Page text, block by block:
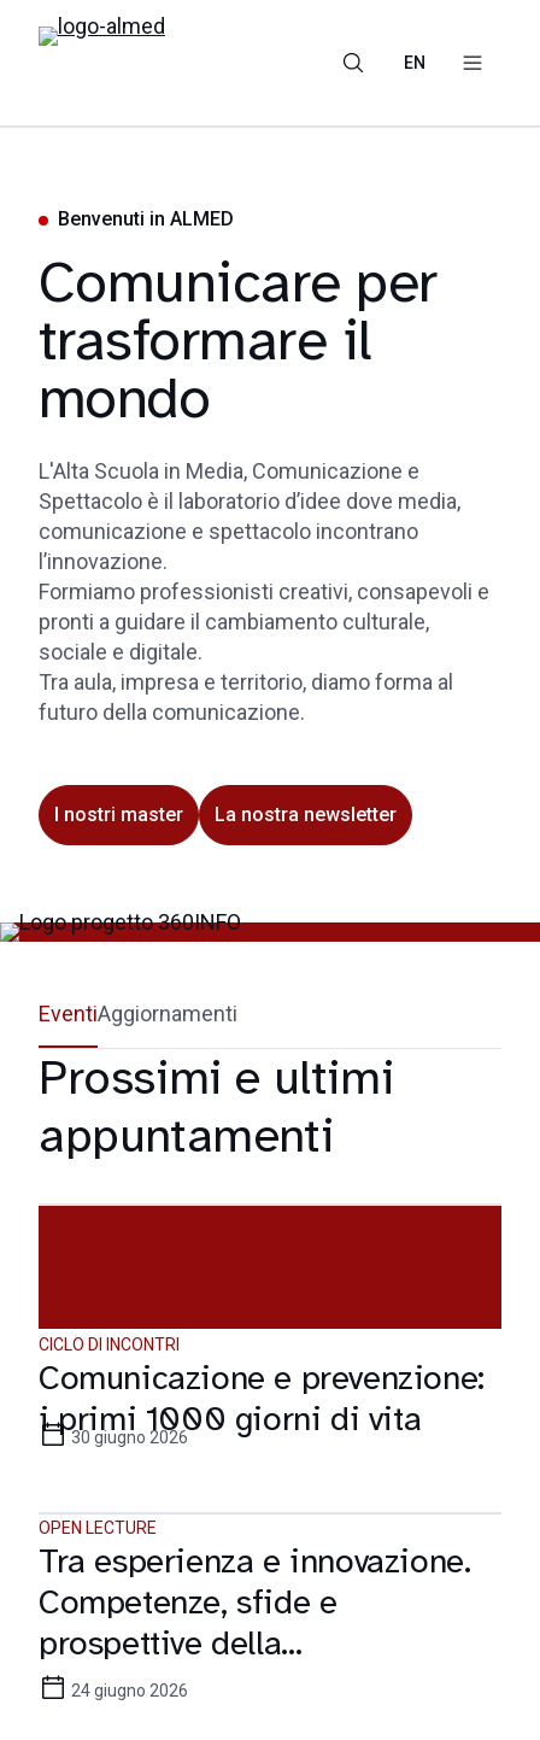
EN
Benvenuti in ALMED
Comunicare per
trasformare il
mondo
L'Alta Scuola in Media, Comunicazione e
Spettacolo è il laboratorio d’idee dove media,
comunicazione e spettacolo incontrano
l’innovazione.
Formiamo professionisti creativi, consapevoli e
pronti a guidare il cambiamento culturale,
sociale e digitale.
Tra aula, impresa e territorio, diamo forma al
futuro della comunicazione.
I nostri master La nostra newsletter
EventiAggiornamenti
Prossimi e ultimi
appuntamenti
CICLO DI INCONTRI
Comunicazione e prevenzione:
i primi 1000 giorni di vita
30 giugno 2026
OPEN LECTURE
Tra esperienza e innovazione.
Competenze, sfide e
prospettive della
comunicazione digitale
24 giugno 2026